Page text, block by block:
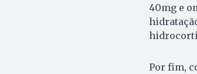
40mg e
Por fim,